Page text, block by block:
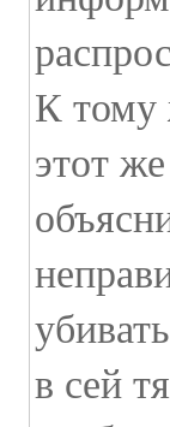
К тому
этот
в сей